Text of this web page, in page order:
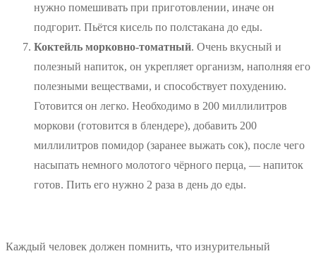
нужно помешивать при приготовлении, иначе он
подгорит. Пьётся кисель по полстакана до еды.
Коктейль морковно-томатный. Очень вкусный и
полезный напиток, он укрепляет организм, наполняя его
полезными веществами, и способствует похудению.
Готовится он легко. Необходимо в 200 миллилитров
моркови (готовится в блендере), добавить 200
миллилитров помидор (заранее выжать сок), после чего
насыпать немного молотого чёрного перца, — напиток
готов. Пить его нужно 2 раза в день до еды.
Каждый человек должен помнить, что изнурительный